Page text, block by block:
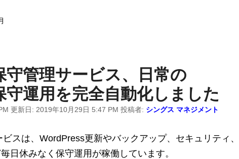
管理サービス、日常の
運用を完全自動化しました
更新日: 2019年10月29日 5:47 PM 投稿者: シングス マネジメント
スは、WordPress更新やバックアップ、セキュリティ、
日休みなく保守運用が稼働しています。